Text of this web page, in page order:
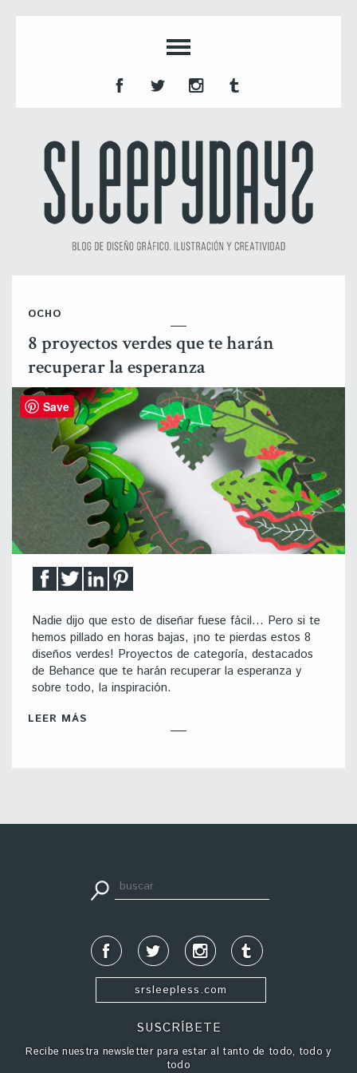
OCHO
8 proyectos verdes que te harán
recuperar la esperanza
Nadie dijo que esto de diseñar fuese fácil… Pero si te
hemos pillado en horas bajas, ¡no te pierdas estos 8
diseños verdes! Proyectos de categoría, destacados
de Behance que te harán recuperar la esperanza y
sobre todo, la inspiración.
LEER MÁS
srsleepless.com
SUSCRÍBETE
Recibe nuestra newsletter para estar al tanto de todo, todo y
todo
Save